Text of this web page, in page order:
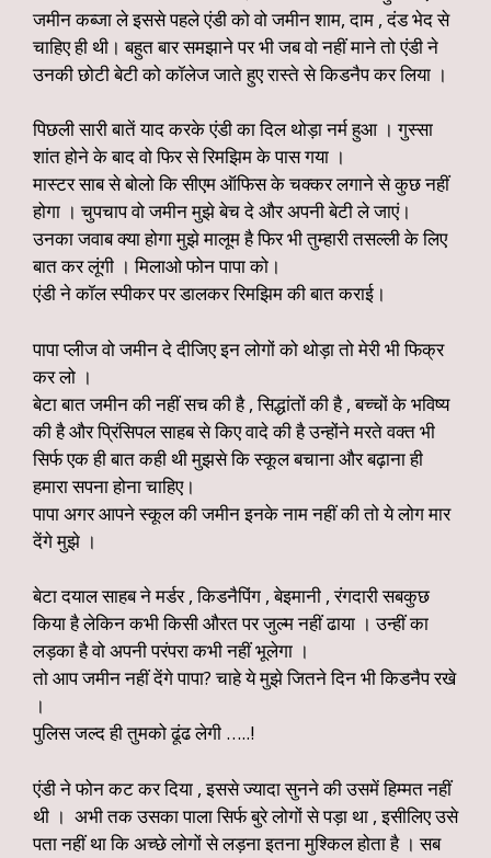
जमीन कब्जा ले इससे पहले एंडी को वो जमीन शाम, दाम , दंड भेद से
चाहिए ही थी। बहुत बार समझाने पर भी जब वो नहीं माने तो एंडी ने
उनकी छोटी बेटी को कॉलेज जाते हुए रास्ते से किडनैप कर लिया ।
पिछली सारी बातें याद करके एंडी का दिल थोड़ा नर्म हुआ । गुस्सा
शांत होने के बाद वो फिर से रिमझिम के पास गया ।
मास्टर साब से बोलो कि सीएम ऑफिस के चक्कर लगाने से कुछ नहीं
होगा । चुपचाप वो जमीन मुझे बेच दे और अपनी बेटी ले जाएं।
उनका जवाब क्या होगा मुझे मालूम है फिर भी तुम्हारी तसल्ली के लिए
बात कर लूंगी । मिलाओ फोन पापा को।
एंडी ने कॉल स्पीकर पर डालकर रिमझिम की बात कराई।
पापा प्लीज वो जमीन दे दीजिए इन लोगों को थोड़ा तो मेरी भी फिक्र
कर लो ।
बेटा बात जमीन की नहीं सच की है , सिद्धांतों की है , बच्चों के भविष्य
की है और प्रिंसिपल साहब से किए वादे की है उन्होंने मरते वक्त भी
सिर्फ एक ही बात कही थी मुझसे कि स्कूल बचाना और बढ़ाना ही
हमारा सपना होना चाहिए।
पापा अगर आपने स्कूल की जमीन इनके नाम नहीं की तो ये लोग मार
देंगे मुझे ।
बेटा दयाल साहब ने मर्डर , किडनैपिंग , बेइमानी , रंगदारी सबकुछ
किया है लेकिन कभी किसी औरत पर जुल्म नहीं ढाया । उन्हीं का
लड़का है वो अपनी परंपरा कभी नहीं भूलेगा ।
तो आप जमीन नहीं देंगे पापा? चाहे ये मुझे जितने दिन भी किडनैप रखे
।
पुलिस जल्द ही तुमको ढूंढ लेगी …..!
एंडी ने फोन कट कर दिया , इससे ज्यादा सुनने की उसमें हिम्मत नहीं
थी । अभी तक उसका पाला सिर्फ बुरे लोगों से पड़ा था , इसीलिए उसे
पता नहीं था कि अच्छे लोगों से लड़ना इतना मुश्किल होता है । सब